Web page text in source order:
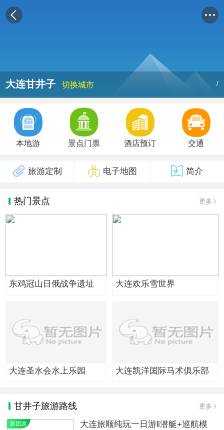
大连甘井子 切换城市 /
本地游 景点门票 酒店预订 交通
旅游定制 电子地图 简介
热门景点 更多
东鸡冠山日俄战争遗址 大连欢乐雪世界
大连圣水会水上乐园 大连凯洋国际马术俱乐部
甘井子旅游路线 更多
跟团游
大连旅顺纯玩一日游‖潜艇+巡航模